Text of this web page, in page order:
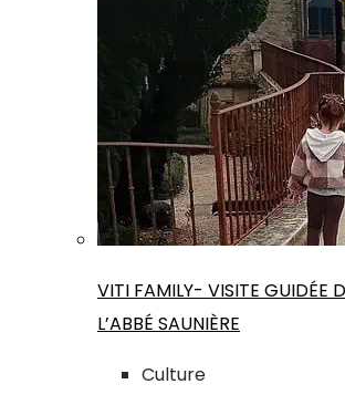
VITI FAMILY- VISITE GUIDÉE
L’ABBÉ SAUNIÈRE
Culture